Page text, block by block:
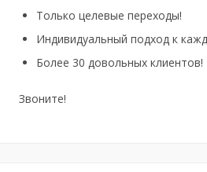
Только целевые переходы!
Индивидуальный подход к
Более 30 довольных клиентов!
Звоните!